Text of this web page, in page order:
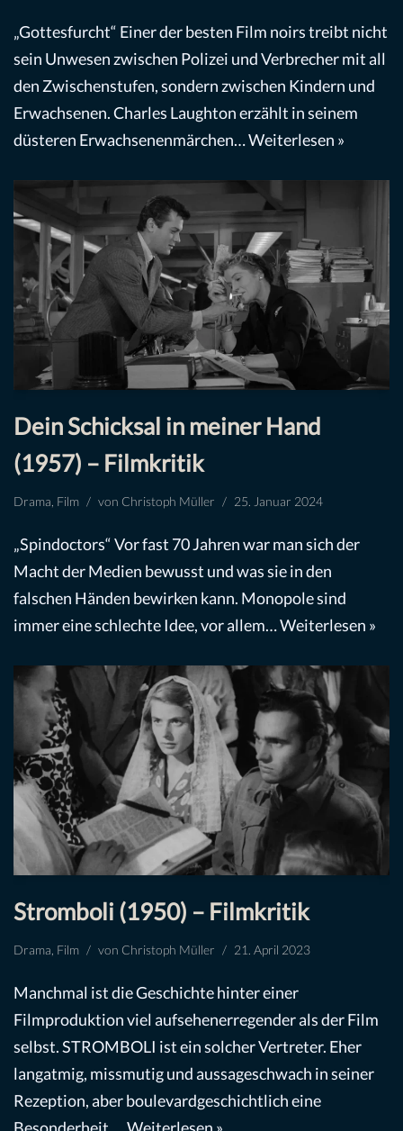
„Gottesfurcht“ Einer der besten Film noirs treibt nicht
sein Unwesen zwischen Polizei und Verbrecher mit all
den Zwischenstufen, sondern zwischen Kindern und
Erwachsenen. Charles Laughton erzählt in seinem
düsteren Erwachsenenmärchen…Weiterlesen »
Dein Schicksal in meiner Hand
(1957) – Filmkritik
Drama Film von Christoph Müller 25. Januar 2024
„Spindoctors“ Vor fast 70 Jahren war man sich der
Macht der Medien bewusst und was sie in den
falschen Händen bewirken kann. Monopole sind
immer eine schlechte Idee, vor allem…Weiterlesen »
Stromboli (1950) – Filmkritik
Drama Film von Christoph Müller 21. April 2023
Manchmal ist die Geschichte hinter einer
Filmproduktion viel aufsehenerregender als der Film
selbst. STROMBOLI ist ein solcher Vertreter. Eher
langatmig, missmutig und aussageschwach in seiner
Rezeption, aber boulevardgeschichtlich eine